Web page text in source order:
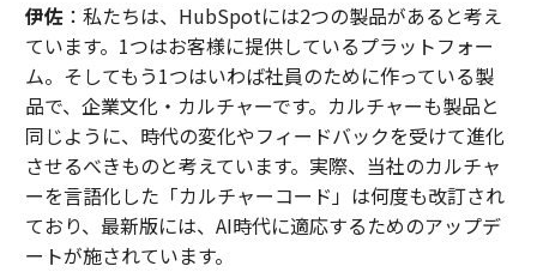
伊佐：私たちは、HubSpotには2つの製品があると考え
ています。1つはお客様に提供しているプラットフォー
ム。そしてもう1つはいわば社員のために作っている製
品で、企業文化・カルチャーです。カルチャーも製品と
同じように、時代の変化やフィードバックを受けて進化
させるべきものと考えています。実際、当社のカルチャ
ーを言語化した「カルチャーコード」は何度も改訂され
ており、最新版には、AI時代に適応するためのアップデ
ートが施されています。